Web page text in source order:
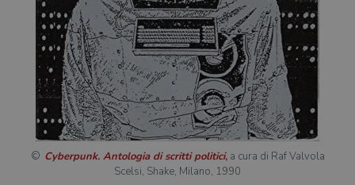
Cyberpunk. Antologia di scritti politici,a cura di Raf Valvola
Scelsi, Shake, Milano, 1990